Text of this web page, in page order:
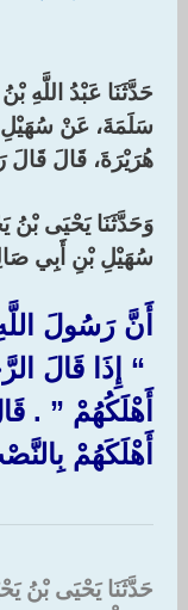
حَدَّثَنَا عَبْدُ اللَّهِ
سَلَمَةَ، عَنْ سُهَيْلِ
هُرَيْرَةَ، قَالَ
وَحَدَّثَنَا يَحْيَى
سُهَيْلِ بْنِ أَبِي
أَنَّ رَسُولَ
“‏ إِذَا قَالَ
أَهْلَكُهُمْ ‏”‏ ‏.‏
أَهْلَكَهُمْ
حَدَّثَنَا يَحْيَى بْنُ